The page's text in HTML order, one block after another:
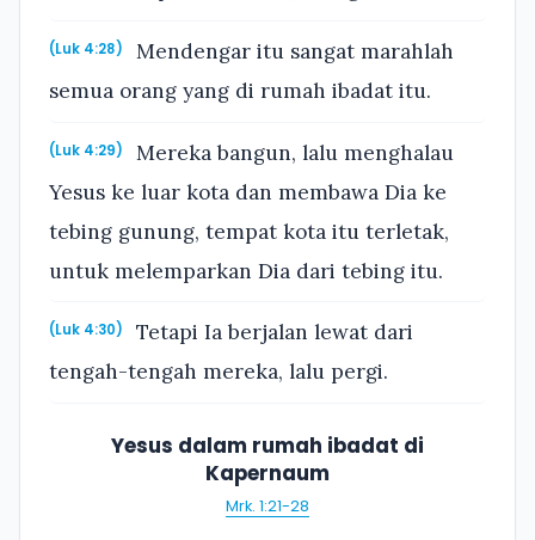
(Luk 4:28)
Mendengar itu sangat marahlah
semua orang yang di rumah ibadat itu.
(Luk 4:29)
Mereka bangun, lalu menghalau
Yesus ke luar kota dan membawa Dia ke
tebing gunung, tempat kota itu terletak,
untuk melemparkan Dia dari tebing itu.
(Luk 4:30)
Tetapi Ia berjalan lewat dari
tengah-tengah mereka, lalu pergi.
Yesus dalam rumah ibadat di
Kapernaum
Mrk. 1:21-28